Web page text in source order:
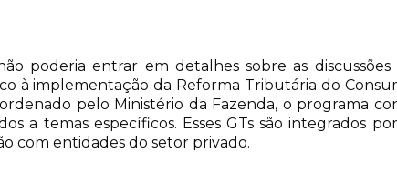
poderia entrar em detalhes sobre as
à implementação da Reforma Tributária do
pelo Ministério da Fazenda, o programa
a temas específicos. Esses GTs são integrados
com entidades do setor privado.